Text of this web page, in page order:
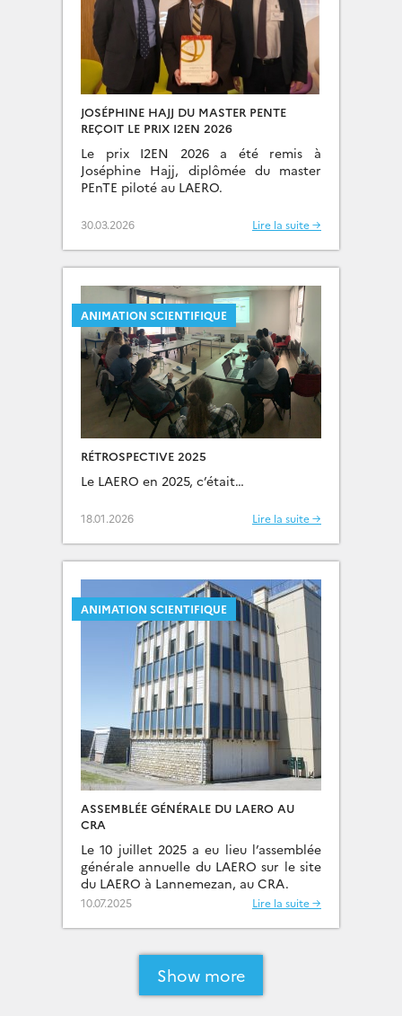
JOSÉPHINE HAJJ DU MASTER PENTE
REÇOIT LE PRIX I2EN 2026
Le prix I2EN 2026 a été remis à
Joséphine Hajj, diplômée du master
PEnTE piloté au LAERO.
30.03.2026 Lire la suite →
ANIMATION SCIENTIFIQUE
RÉTROSPECTIVE 2025
Le LAERO en 2025, c’était…
18.01.2026 Lire la suite →
ANIMATION SCIENTIFIQUE
ASSEMBLÉE GÉNÉRALE DU LAERO AU
CRA
Le 10 juillet 2025 a eu lieu l’assemblée
générale annuelle du LAERO sur le site
du LAERO à Lannemezan, au CRA.
10.07.2025 Lire la suite →
Show more